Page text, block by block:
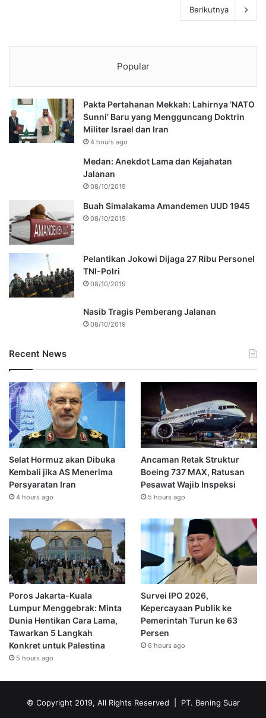
Berikutnya
Popular
Pakta Pertahanan Mekkah: Lahirnya ‘NATO
Sunni’ Baru yang Mengguncang Doktrin
Militer Israel dan Iran
4 hours ago
Medan: Anekdot Lama dan Kejahatan
Jalanan
08/10/2019
Buah Simalakama Amandemen UUD 1945
08/10/2019
Pelantikan Jokowi Dijaga 27 Ribu Personel
TNI-Polri
08/10/2019
Nasib Tragis Pemberang Jalanan
08/10/2019
Recent News
Selat Hormuz akan Dibuka
Kembali jika AS Menerima
Persyaratan Iran
4 hours ago
Ancaman Retak Struktur
Boeing 737 MAX, Ratusan
Pesawat Wajib Inspeksi
5 hours ago
Poros Jakarta-Kuala
Lumpur Menggebrak: Minta
Dunia Hentikan Cara Lama,
Tawarkan 5 Langkah
Konkret untuk Palestina
5 hours ago
Survei IPO 2026,
Kepercayaan Publik ke
Pemerintah Turun ke 63
Persen
6 hours ago
© Copyright 2019, All Rights Reserved | PT. Bening Suar